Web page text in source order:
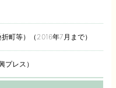
町等）（2016年7月まで）
プレス）